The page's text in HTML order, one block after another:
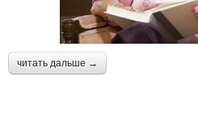
читать дальше →